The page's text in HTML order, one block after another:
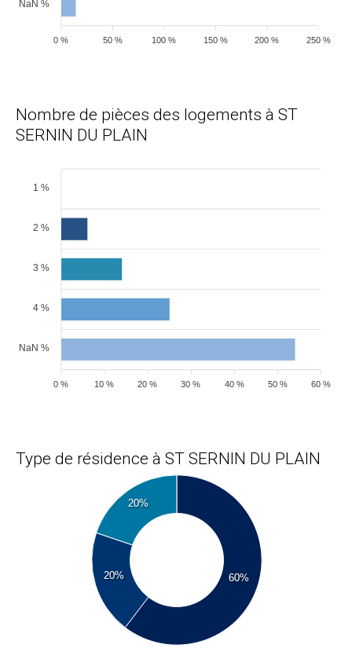
NaN %
250 %
200 %
150 %
100 %
50 %
0 %
Nombre de pièces des logements à ST
SERNIN DU PLAIN
1 %
2 %
3 %
4 %
NaN %
60 %
50 %
40 %
30 %
20 %
10 %
0 %
Type de résidence à ST SERNIN DU PLAIN
60%
20%
20%